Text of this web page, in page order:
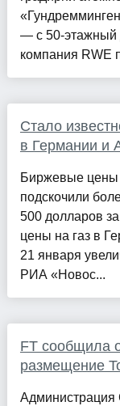
— с 50-этажный
компания RWE
Стало
в Германии и
Биржевые цены
подскочили
500 долларов
цены на газ в
21 января
РИА «Новос...
FT сообщила
размещение